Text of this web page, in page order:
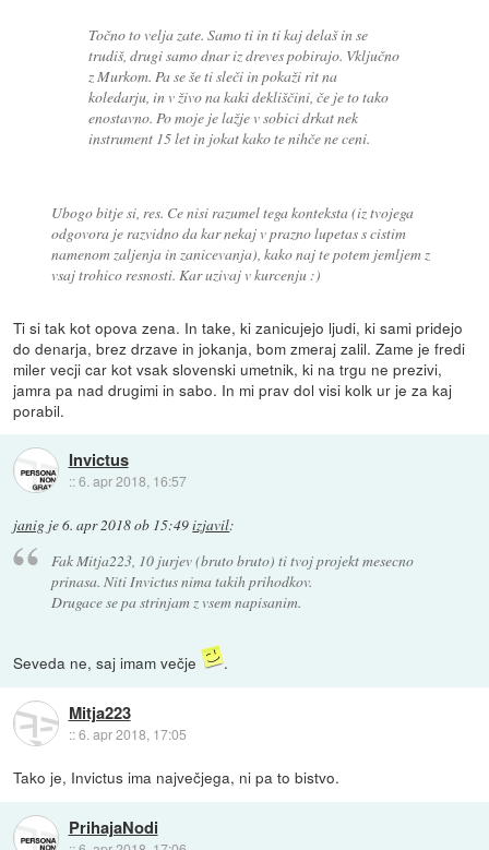
Točno to velja zate. Samo ti in ti kaj delaš in se
trudiš, drugi samo dnar iz dreves pobirajo. Vključno
z Murkom. Pa se še ti sleči in pokaži rit na
koledarju, in v živo na kaki dekliščini, če je to tako
enostavno. Po moje je lažje v sobici drkat nek
instrument 15 let in jokat kako te nihče ne ceni.
Ubogo bitje si, res. Ce nisi razumel tega konteksta (iz tvojega
odgovora je razvidno da kar nekaj v prazno lupetas s cistim
namenom zaljenja in zanicevanja), kako naj te potem jemljem z
vsaj trohico resnosti. Kar uzivaj v kurcenju :)
Ti si tak kot opova zena. In take, ki zanicujejo ljudi, ki sami pridejo
do denarja, brez drzave in jokanja, bom zmeraj zalil. Zame je fredi
miler vecji car kot vsak slovenski umetnik, ki na trgu ne prezivi,
jamra pa nad drugimi in sabo. In mi prav dol visi kolk ur je za kaj
porabil.
Invictus
::6. apr 2018, 16:57
janig je6. apr 2018 ob 15:49izjavil:
Fak Mitja223, 10 jurjev (bruto bruto) ti tvoj projekt mesecno
prinasa. Niti Invictus nima takih prihodkov.
Drugace se pa strinjam z vsem napisanim.
Seveda ne, saj imam večje .
Mitja223
::6. apr 2018, 17:05
Tako je, Invictus ima največjega, ni pa to bistvo.
PrihajaNodi